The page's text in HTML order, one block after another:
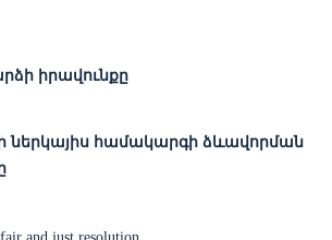
իրավունքը
ներկայիս համակարգի ձևավորման